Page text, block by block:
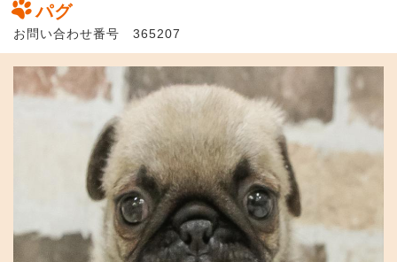
パグ
お問い合わせ番号 365207